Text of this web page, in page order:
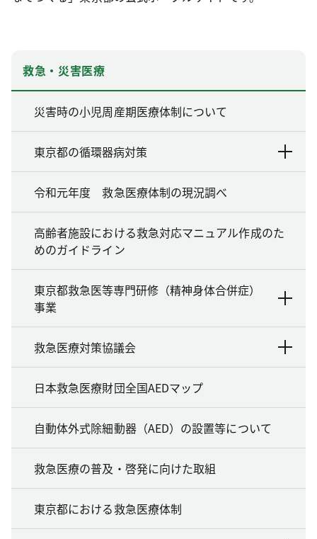
救急・災害医療
災害時の小児周産期医療体制について
東京都の循環器病対策
令和元年度 救急医療体制の現況調べ
高齢者施設における救急対応マニュアル作成のた
めのガイドライン
東京都救急医等専門研修（精神身体合併症）
事業
救急医療対策協議会
日本救急医療財団全国AEDマップ
自動体外式除細動器（AED）の設置等について
救急医療の普及・啓発に向けた取組
東京都における救急医療体制